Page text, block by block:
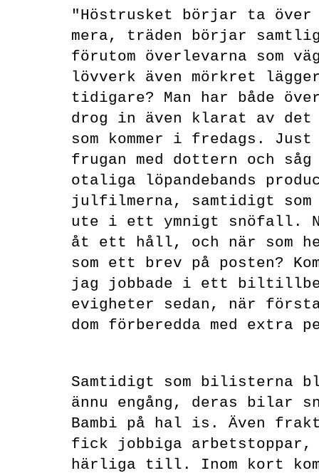
"Höstrusket börjar ta
mera, träden börjar
förutom överlevarna som
lövverk även mörkret
tidigare? Man har både
drog in även klarat av
som kommer i fredags.
frugan med dottern och såg
otaliga löpandebands
julfilmerna, samtidigt
ute i ett ymnigt snöfall.
åt ett håll, och när som
som ett brev på posten?
jag jobbade i ett
evigheter sedan, när
dom förberedda med extra
Samtidigt som bilisterna
ännu engång, deras bilar
Bambi på hal is. Även
fick jobbiga arbetstoppar,
härliga till. Inom kort